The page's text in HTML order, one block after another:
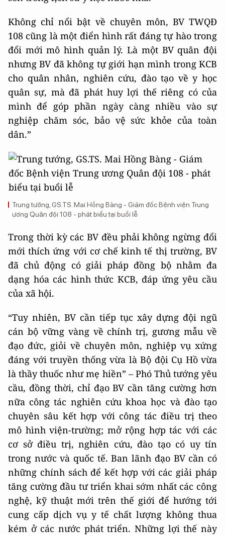
Không chỉ nổi bật về chuyên môn, BV TWQĐ
108 cũng là một điển hình rất đáng tự hào trong
đổi mới mô hình quản lý. Là một BV quân đội
nhưng BV đã không tự giới hạn mình trong KCB
cho quân nhân, nghiên cứu, đào tạo về y học
quân sự, mà đã phát huy lợi thế riêng có của
mình để góp phần ngày càng nhiều vào sự
nghiệp chăm sóc, bảo vệ sức khỏe của toàn
dân.”
Trung tướng, GS.TS. Mai Hồng Bàng - Giám đốc Bệnh viện Trung
ương Quân đội 108 - phát biểu tại buổi lễ
Trong thời kỳ các BV đều phải không ngừng đổi
mới thích ứng với cơ chế kinh tế thị trường, BV
đã chủ động có giải pháp đồng bộ nhằm đa
dạng hóa các hình thức KCB, đáp ứng yêu cầu
của xã hội.
“Tuy nhiên, BV cần tiếp tục xây dựng đội ngũ
cán bộ vững vàng về chính trị, gương mẫu về
đạo đức, giỏi về chuyên môn, nghiệp vụ xứng
đáng với truyền thống vừa là Bộ đội Cụ Hồ vừa
là thầy thuốc như mẹ hiền” – Phó Thủ tướng yêu
cầu, đồng thời, chỉ đạo BV cần tăng cường hơn
nữa công tác nghiên cứu khoa học và đào tạo
chuyên sâu kết hợp với công tác điều trị theo
mô hình viện-trường; mở rộng hợp tác với các
cơ sở điều trị, nghiên cứu, đào tạo có uy tín
trong nước và quốc tế. Ban lãnh đạo BV cần có
những chính sách để kết hợp với các giải pháp
tăng cường đầu tư triển khai sớm nhất các công
nghệ, kỹ thuật mới trên thế giới để hướng tới
cung cấp dịch vụ y tế chất lượng không thua
kém ở các nước phát triển. Những lợi thế này